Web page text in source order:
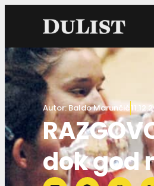
Autor:Baldo Marunčić
dok god